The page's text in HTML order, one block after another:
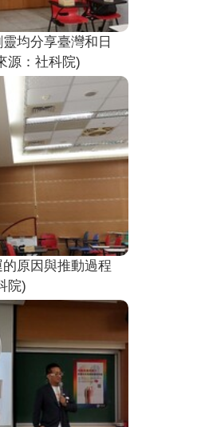
均分享臺灣和日
源：社科院)
原因與推動過程
院)